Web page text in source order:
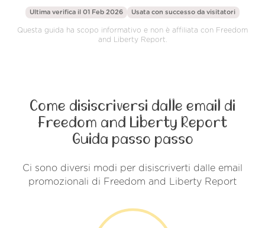
Ultima verifica il 01 Feb 2026 Usata con successo da visitatori
Questa guida ha scopo informativo e non è affiliata con Freedom
and Liberty Report.
Come disiscriversi dalle email di
Freedom and Liberty Report
Guida passo passo
Ci sono diversi modi per disiscriverti dalle email
promozionali di Freedom and Liberty Report